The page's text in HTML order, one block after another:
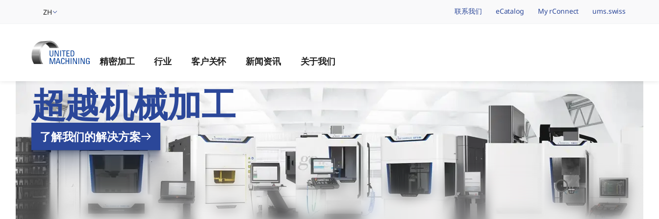
ZH navigation.brand
联系我们 eCatalog My rConnect ums.swiss
精密加工 行业 客户关怀 新闻资讯 关于我们
UNITED MACHINING – 六大精密加工品牌,一个全球事业
超越机械加工
了解我们的解决方案